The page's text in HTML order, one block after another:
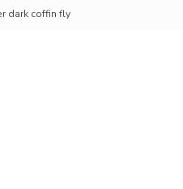
dark coffin fly